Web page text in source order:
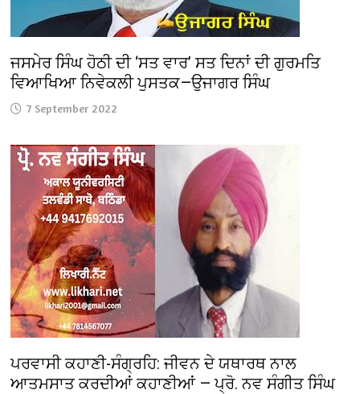
ਜਸਮੇਰ ਸਿੰਘ ਹੋਠੀ ਦੀ ‘ਸਤ ਵਾਰ’ ਸਤ ਦਿਨਾਂ ਦੀ ਗੁਰਮਤਿ
ਵਿਆਖਿਆ ਨਿਵੇਕਲੀ ਪੁਸਤਕ—ਉਜਾਗਰ ਸਿੰਘ
7 September 2022
ਪਰਵਾਸੀ ਕਹਾਣੀ-ਸੰਗ੍ਰਹਿ: ਜੀਵਨ ਦੇ ਯਥਾਰਥ ਨਾਲ
ਆਤਮਸਾਤ ਕਰਦੀਆਂ ਕਹਾਣੀਆਂ — ਪ੍ਰੋ. ਨਵ ਸੰਗੀਤ ਸਿੰਘ